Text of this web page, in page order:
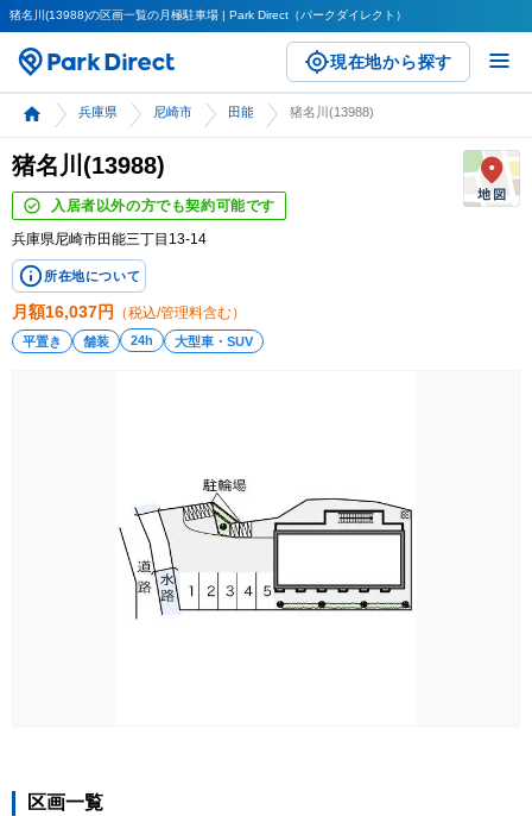
猪名川(13988)の区画一覧の月極駐車場 | Park Direct（パークダイレクト）
現在地から探す
兵庫県 尼崎市 田能 猪名川(13988)
猪名川(13988)
入居者以外の方でも契約可能です
兵庫県尼崎市田能三丁目13-14
所在地について
月額16,037円 （税込/管理料含む）
平置き 舗装 24h 大型車・SUV
区画一覧